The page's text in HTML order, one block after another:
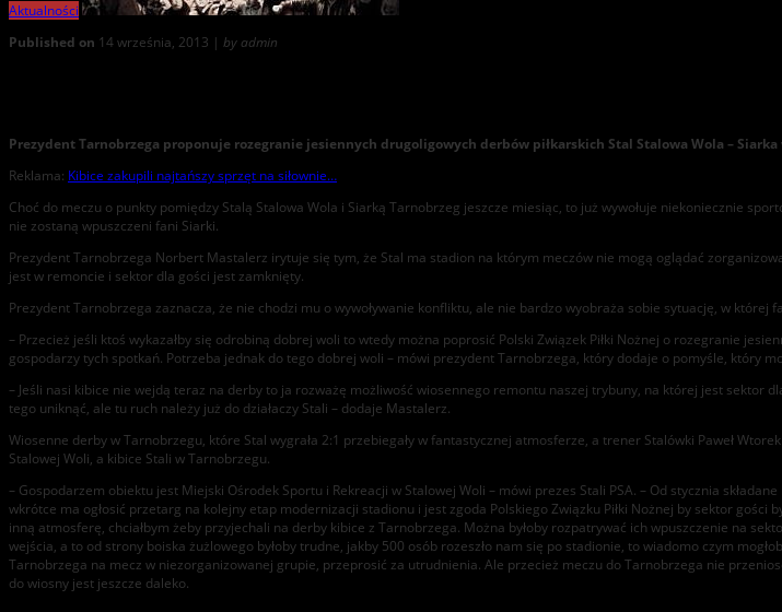
Aktualności
Published on 14 września, 2013 | by admin
Prezydent Tarnobrzega proponuje rozegranie jesiennych drugoligowych derbów piłkarskich Stal Stalowa Wola –
Reklama: Kibice zakupili najtańszy sprzęt na siłownie…
Choć do meczu o punkty pomiędzy Stalą Stalowa Wola i Siarką Tarnobrzeg jeszcze miesiąc, to już wywołuje niekoniecznie
nie zostaną wpuszczeni fani Siarki.
Prezydent Tarnobrzega Norbert Mastalerz irytuje się tym, że Stal ma stadion na którym meczów nie mogą oglądać
jest w remoncie i sektor dla gości jest zamknięty.
Prezydent Tarnobrzega zaznacza, że nie chodzi mu o wywoływanie konfliktu, ale nie bardzo wyobraża sobie sytuację, w
– Przecież jeśli ktoś wykazałby się odrobiną dobrej woli to wtedy można poprosić Polski Związek Piłki Nożnej o rozegranie
gospodarzy tych spotkań. Potrzeba jednak do tego dobrej woli – mówi prezydent Tarnobrzega, który dodaje o pomyśle, który
– Jeśli nasi kibice nie wejdą teraz na derby to ja rozważę możliwość wiosennego remontu naszej trybuny, na której jest sektor
tego uniknąć, ale tu ruch należy już do działaczy Stali – dodaje Mastalerz.
Wiosenne derby w Tarnobrzegu, które Stal wygrała 2:1 przebiegały w fantastycznej atmosferze, a trener Stalówki Paweł
Stalowej Woli, a kibice Stali w Tarnobrzegu.
– Gospodarzem obiektu jest Miejski Ośrodek Sportu i Rekreacji w Stalowej Woli – mówi prezes Stali PSA. – Od stycznia
wkrótce ma ogłosić przetarg na kolejny etap modernizacji stadionu i jest zgoda Polskiego Związku Piłki Nożnej by sektor
inną atmosferę, chciałbym żeby przyjechali na derby kibice z Tarnobrzega. Można byłoby rozpatrywać ich wpuszczenie na
wejścia, a to od strony boiska żużlowego byłoby trudne, jakby 500 osób rozeszło nam się po stadionie, to wiadomo czym
Tarnobrzega na mecz w niezorganizowanej grupie, przeprosić za utrudnienia. Ale przecież meczu do Tarnobrzega nie
do wiosny jest jeszcze daleko.